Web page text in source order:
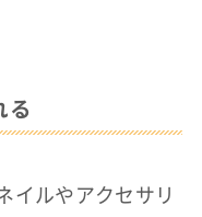
る
イルやアクセサリ